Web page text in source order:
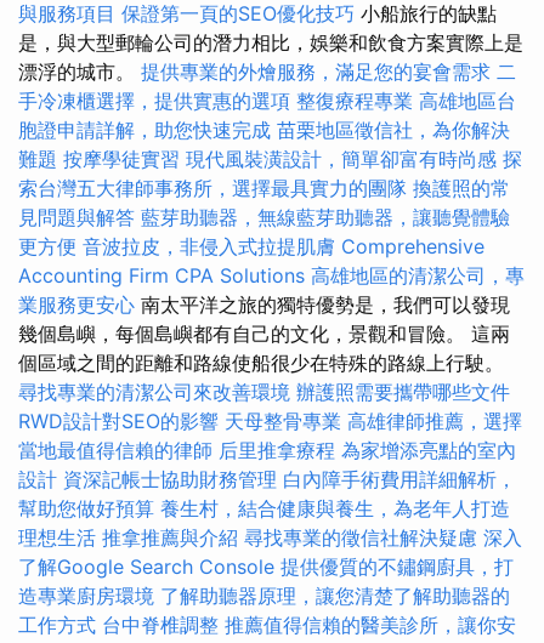
與服務項目 保證第一頁的SEO優化技巧 小船旅行的缺點
是，與大型郵輪公司的潛力相比，娛樂和飲食方案實際上是
漂浮的城市。 提供專業的外燴服務，滿足您的宴會需求 二
手冷凍櫃選擇，提供實惠的選項 整復療程專業 高雄地區台
胞證申請詳解，助您快速完成 苗栗地區徵信社，為你解決
難題 按摩學徒實習 現代風裝潢設計，簡單卻富有時尚感 探
索台灣五大律師事務所，選擇最具實力的團隊 換護照的常
見問題與解答 藍芽助聽器，無線藍芽助聽器，讓聽覺體驗
更方便 音波拉皮，非侵入式拉提肌膚 Comprehensive
Accounting Firm CPA Solutions 高雄地區的清潔公司，專
業服務更安心 南太平洋之旅的獨特優勢是，我們可以發現
幾個島嶼，每個島嶼都有自己的文化，景觀和冒險。 這兩
個區域之間的距離和路線使船很少在特殊的路線上行駛。
尋找專業的清潔公司來改善環境 辦護照需要攜帶哪些文件
RWD設計對SEO的影響 天母整骨專業 高雄律師推薦，選擇
當地最值得信賴的律師 后里推拿療程 為家增添亮點的室內
設計 資深記帳士協助財務管理 白內障手術費用詳細解析，
幫助您做好預算 養生村，結合健康與養生，為老年人打造
理想生活 推拿推薦與介紹 尋找專業的徵信社解決疑慮 深入
了解Google Search Console 提供優質的不鏽鋼廚具，打
造專業廚房環境 了解助聽器原理，讓您清楚了解助聽器的
工作方式 台中脊椎調整 推薦值得信賴的醫美診所，讓你安